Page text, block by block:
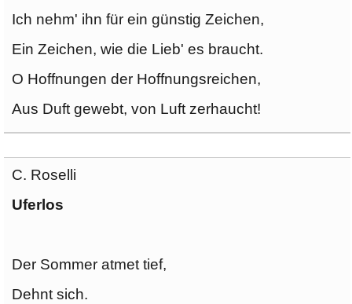
Ich nehm' ihn für ein günstig Zeichen,
Ein Zeichen, wie die Lieb' es braucht.
O Hoffnungen der Hoffnungsreichen,
Aus Duft gewebt, von Luft zerhaucht!
C. Roselli
Uferlos
Der Sommer atmet tief,
Dehnt sich.